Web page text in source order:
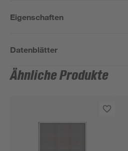
Eigenschaften
Datenblätter
Ähnliche Produkte